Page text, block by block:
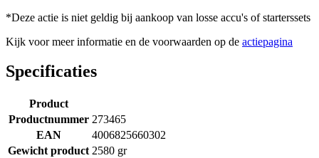
*Deze actie is niet geldig bij aankoop van losse accu's of starterssets
Kijk voor meer informatie en de voorwaarden op de actiepagina
Specificaties
Product
Productnummer 273465
EAN
4006825660302
Gewicht product 2580 gr